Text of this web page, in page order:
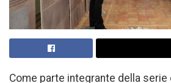
Come parte integrante della serie